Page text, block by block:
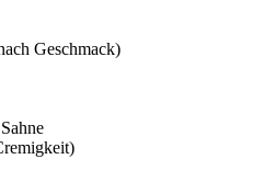
Geschmack)